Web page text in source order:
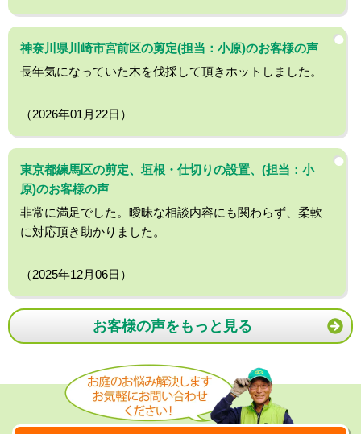
神奈川県川崎市宮前区の剪定(担当：小原)のお客様の声
長年気になっていた木を伐採して頂きホットしました。
（2026年01月22日）
東京都練馬区の剪定、垣根・仕切りの設置、(担当：小
原)のお客様の声
非常に満足でした。曖昧な相談内容にも関わらず、柔軟
に対応頂き助かりました。
（2025年12月06日）
お客様の声をもっと見る